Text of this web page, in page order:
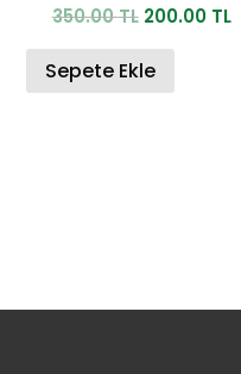
350.00TL Orijinal
350.00 TL.
200.00 TLŞu
Sepete Ekle